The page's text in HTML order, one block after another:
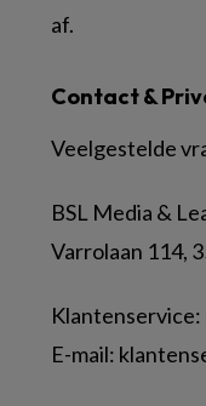
Contact &
Veelgestelde
BSL Media &
Varrolaan 114,
Klantenservice:
E-mail:
af.